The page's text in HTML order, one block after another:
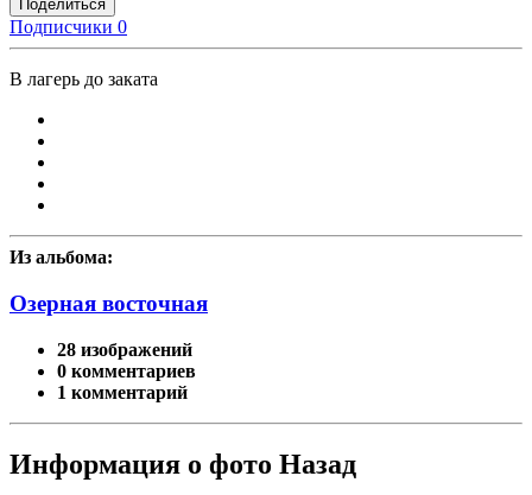
Поделиться
Подписчики 0
В лагерь до заката
Из альбома:
Озерная восточная
28 изображений
0 комментариев
1 комментарий
Информация о фото Назад